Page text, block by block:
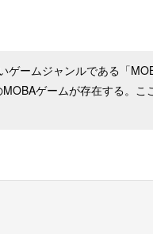
ゲームジャンルである「
ゲームが存在する。